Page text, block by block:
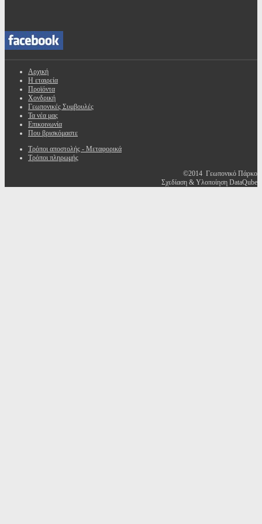
Αρχική
Η εταιρεία
Προϊόντα
Χονδρική
Γεωπονικές Συμβουλές
Τα νέα μας
Επικοινωνία
Που βρισκόμαστε
Τρόποι αποστολής - Μεταφορικά
Τρόποι πληρωμής
©2014 Γεωπονικό Πάρκο
Σχεδίαση & Υλοποίηση DataQube